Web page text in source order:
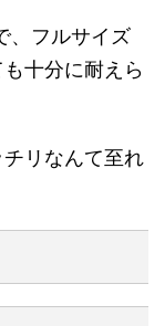
、フルサイズ
十分に耐えら
リなんて至れ